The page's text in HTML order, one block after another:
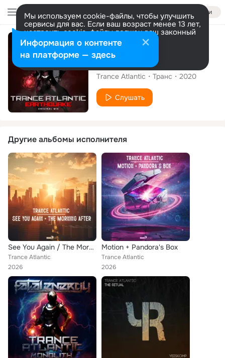
Войти
Мы используем cookie-файлы, чтобы улучшить
сервисы для вас. Если ваш возраст менее 13 лет,
настроить cookie-файлы должен ваш законный
представитель. Больше информации
Разрешить все Настроить
Сингл
Earthquake
Trance Atlantic Транс 2020
Слушать
Другие альбомы исполнителя
See You Again / The Morning After
Trance Atlantic
2026
Motion + Pandora's Box
Trance Atlantic
2026
Информация о контенте
на платформе — здесь